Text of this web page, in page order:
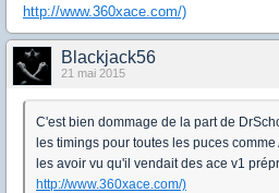
http://www.360xace.com/)
Blackjack56
21 mai 2015
C'est bien dommage de la part de
les timings pour toutes les puces
les avoir vu qu'il vendait des ace v1
http://www.360xace.com/)